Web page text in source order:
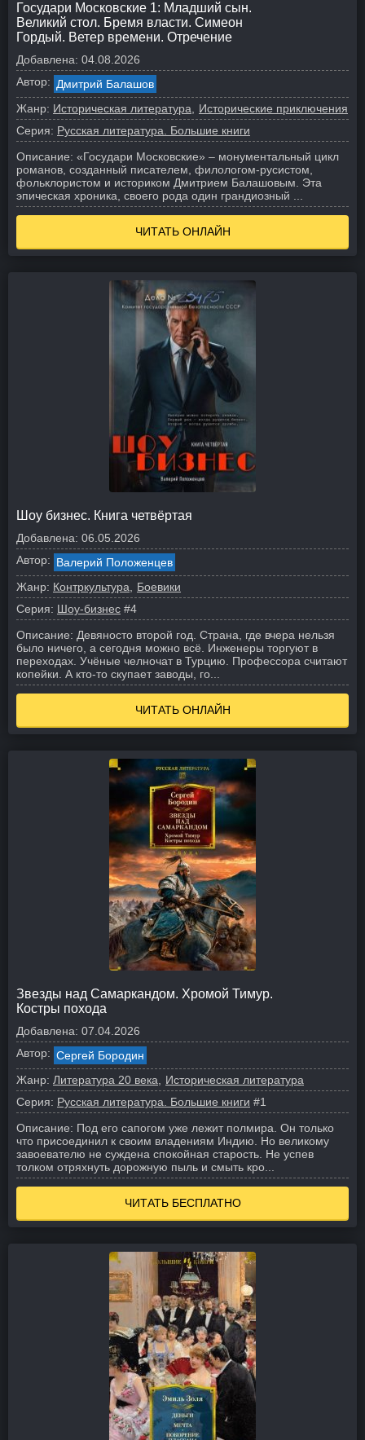
Государи Московские 1: Младший сын.
Великий стол. Бремя власти. Симеон
Гордый. Ветер времени. Отречение
Добавлена: 04.08.2026
Автор: Дмитрий Балашов
Жанр: Историческая литература
Исторические приключения
Серия: Русская литература. Большие книги
Описание: «Государи Московские» – монументальный цикл
романов, созданный писателем, филологом-русистом,
фольклористом и историком Дмитрием Балашовым. Эта
эпическая хроника, своего рода один грандиозный ...
ЧИТАТЬ ОНЛАЙН
Шоу бизнес. Книга четвёртая
Добавлена: 06.05.2026
Автор: Валерий Положенцев
Жанр: Контркультура
Боевики
Серия: Шоу-бизнес #4
Описание: Девяносто второй год. Страна, где вчера нельзя
было ничего, а сегодня можно всё. Инженеры торгуют в
переходах. Учёные челночат в Турцию. Профессора считают
копейки. А кто-то скупает заводы, го...
ЧИТАТЬ ОНЛАЙН
Звезды над Самаркандом. Хромой Тимур.
Костры похода
Добавлена: 07.04.2026
Автор: Сергей Бородин
Жанр: Литература 20 века
Историческая литература
Серия: Русская литература. Большие книги #1
Описание: Под его сапогом уже лежит полмира. Он только
что присоединил к своим владениям Индию. Но великому
завоевателю не суждена спокойная старость. Не успев
толком отряхнуть дорожную пыль и смыть кро...
ЧИТАТЬ БЕСПЛАТНО